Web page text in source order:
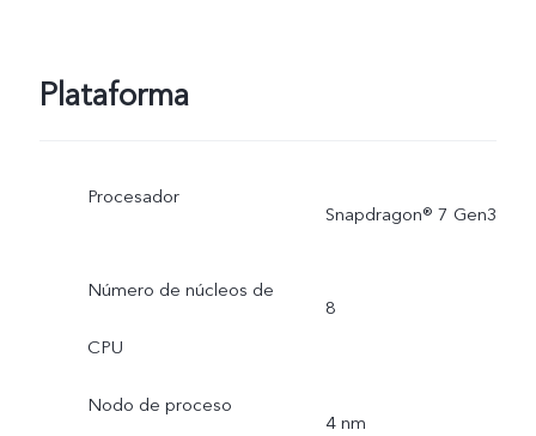
Plataforma
Procesador
Snapdragon® 7 Gen3
Número de núcleos de
CPU
8
Nodo de proceso
4 nm